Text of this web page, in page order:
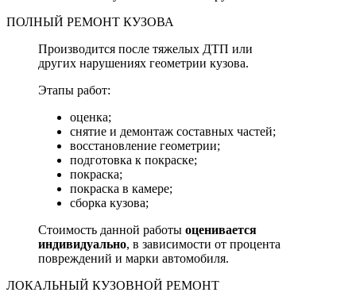
ПОЛНЫЙ РЕМОНТ КУЗОВА
Производится после тяжелых ДТП или
других нарушениях геометрии кузова.
Этапы работ:
оценка;
снятие и демонтаж составных частей;
восстановление геометрии;
подготовка к покраске;
покраска;
покраска в камере;
сборка кузова;
Стоимость данной работы оценивается
индивидуально, в зависимости от процента
повреждений и марки автомобиля.
ЛОКАЛЬНЫЙ КУЗОВНОЙ РЕМОНТ